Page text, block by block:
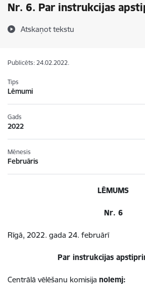
Nr. 6. Par instrukcijas
Atskaņot tekstu
Publicēts: 24.02.2022.
Tips
Lēmumi
Gads
2022
Mēnesis
Februāris
LĒMUMS
Nr. 6
Rīgā, 2022. gada 24. februārī
Par instrukcijas
Centrālā vēlēšanu komisija nolemj: